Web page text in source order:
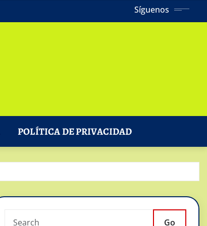
Síguenos
POLÍTICA DE PRIVACIDAD
Go